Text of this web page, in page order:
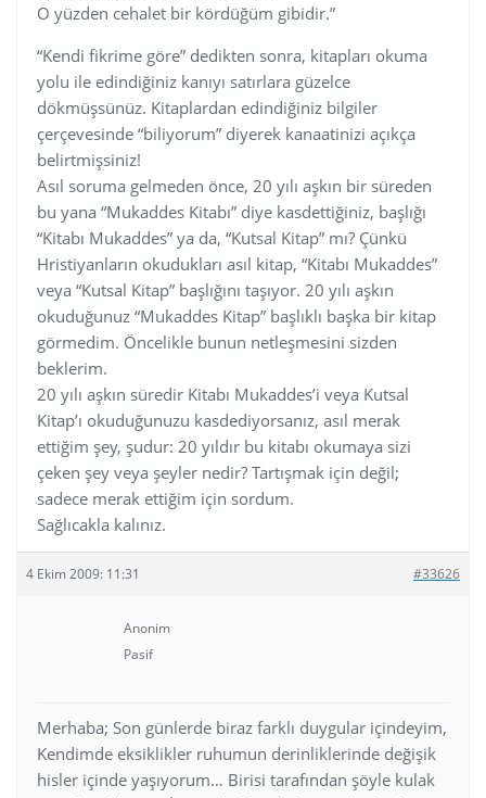
O yüzden cehalet bir kördüğüm gibidir.”
“Kendi fikrime göre” dedikten sonra, kitapları okuma
yolu ile edindiğiniz kanıyı satırlara güzelce
dökmüşsünüz. Kitaplardan edindiğiniz bilgiler
çerçevesinde “biliyorum” diyerek kanaatinizi açıkça
belirtmişsiniz!
Asıl soruma gelmeden önce, 20 yılı aşkın bir süreden
bu yana “Mukaddes Kitabı” diye kasdettiğiniz, başlığı
“Kitabı Mukaddes” ya da, “Kutsal Kitap” mı? Çünkü
Hristiyanların okudukları asıl kitap, “Kitabı Mukaddes”
veya “Kutsal Kitap” başlığını taşıyor. 20 yılı aşkın
okuduğunuz “Mukaddes Kitap” başlıklı başka bir kitap
görmedim. Öncelikle bunun netleşmesini sizden
beklerim.
20 yılı aşkın süredir Kitabı Mukaddes’i veya Kutsal
Kitap’ı okuduğunuzu kasdediyorsanız, asıl merak
ettiğim şey, şudur: 20 yıldır bu kitabı okumaya sizi
çeken şey veya şeyler nedir? Tartışmak için değil;
sadece merak ettiğim için sordum.
Sağlıcakla kalınız.
4 Ekim 2009: 11:31 #33626
Anonim
Pasif
Merhaba; Son günlerde biraz farklı duygular içindeyim,
Kendimde eksiklikler ruhumun derinliklerinde değişik
hisler içinde yaşıyorum… Birisi tarafından şöyle kulak